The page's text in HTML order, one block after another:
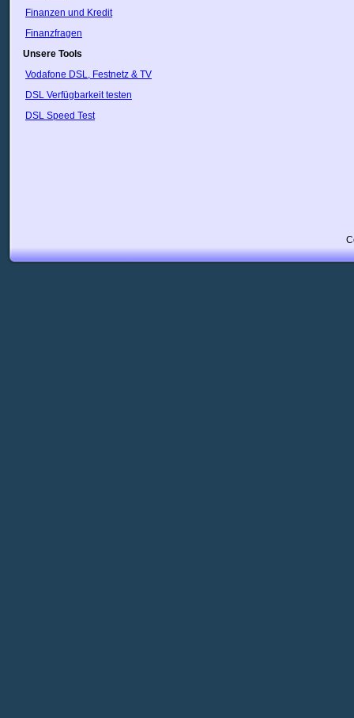
Finanzen und Kredit
Finanzfragen
Unsere Tools
Vodafone DSL, Festnetz & TV
DSL Verfügbarkeit testen
DSL Speed Test